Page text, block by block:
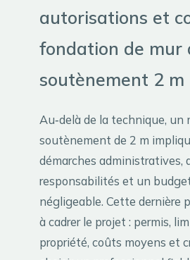
autorisations et
fondation de mur
soutènement 2 m
Au‑delà de la technique, un
soutènement de 2 m
démarches administratives,
responsabilités et un
négligeable. Cette dernière
à cadrer le projet : permis,
propriété, coûts moyens et